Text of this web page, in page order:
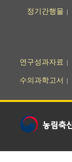
정기간행물
연구성과자료
수의과학고서